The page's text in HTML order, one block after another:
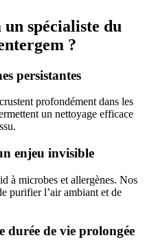
spécialiste du
?
persistantes
profondément dans les
un nettoyage efficace
enjeu invisible
à microbes et allergènes. Nos
purifier l’air ambiant et de
de vie prolongée